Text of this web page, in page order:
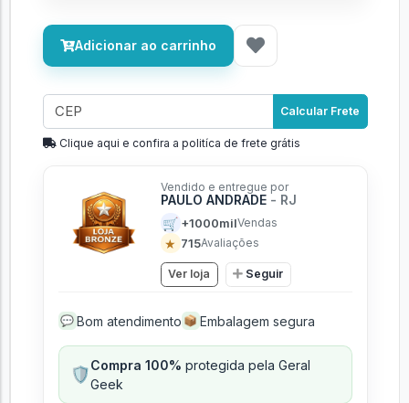
Adicionar ao carrinho
Calcular Frete
Clique aqui e confira a politíca de frete grátis
Vendido e entregue por
PAULO ANDRADE - RJ
🛒 +1000milVendas
★ 715Avaliações
Ver loja Seguir
💬 Bom atendimento 📦 Embalagem segura
🛡️Compra 100% protegida pela Geral
Geek